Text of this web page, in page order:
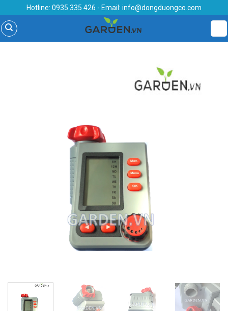
to
content
Hotline: 0935 335 426 - Email: info@dongduongco.com